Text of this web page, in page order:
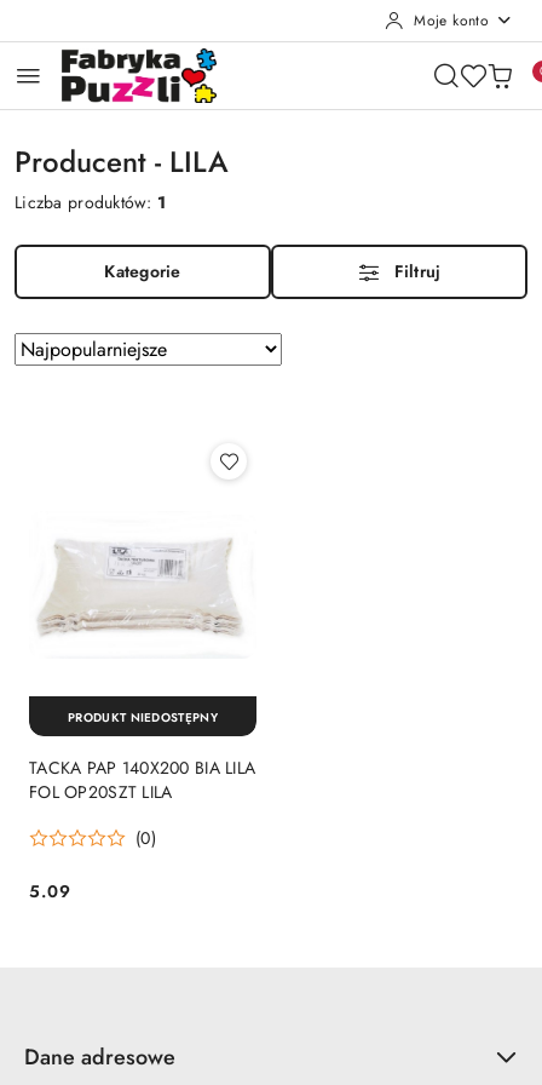
Moje konto
Producent - LILA
Liczba produktów: 1
Kategorie Filtruj
Zastosowano
sortowanie:
Sortuj
według
TACKA PAP 140X200 BIA LILA
FOL OP20SZT LILA
(0)
Cena:
5.09
PRODUKT NIEDOSTĘPNY
Dane adresowe